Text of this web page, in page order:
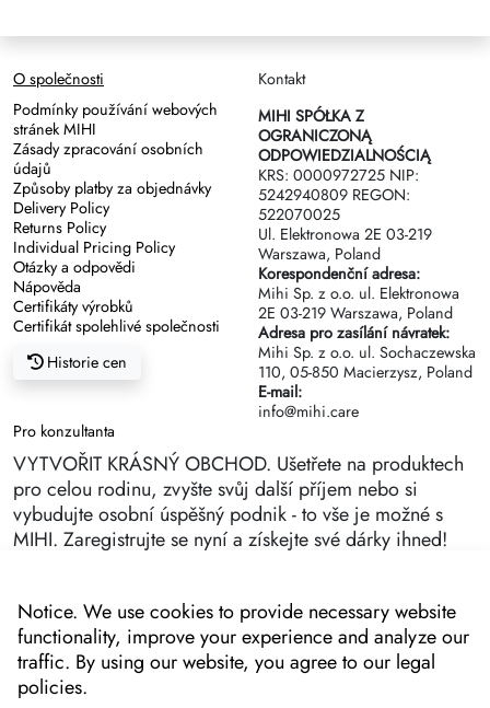
O společnosti
Podmínky používání webových
stránek MIHI
Zásady zpracování osobních
údajů
Způsoby platby za objednávky
Delivery Policy
Returns Policy
Individual Pricing Policy
Otázky a odpovědi
Nápověda
Certifikáty výrobků
Certifikát spolehlivé společnosti
Historie cen
Kontakt
MIHI SPÓŁKA Z
OGRANICZONĄ
ODPOWIEDZIALNOŚCIĄ
KRS: 0000972725 NIP:
5242940809 REGON:
522070025
Ul. Elektronowa 2Е 03-219
Warszawa, Poland
Korespondenční adresa:
Mihi Sp. z o.o. ul. Elektronowa
2Е 03-219 Warszawa, Poland
Adresa pro zasílání návratek:
Mihi Sp. z o.o. ul. Sochaczewska
110, 05-850 Macierzysz, Poland
E-mail:
info@mihi.care
Pro konzultanta
VYTVOŘIT KRÁSNÝ OBCHOD. Ušetřete na produktech
pro celou rodinu, zvyšte svůj další příjem nebo si
vybudujte osobní úspěšný podnik - to vše je možné s
MIHI. Zaregistrujte se nyní a získejte své dárky ihned!
Notice. We use cookies to provide necessary website
functionality, improve your experience and analyze our
traffic. By using our website, you agree to our legal
policies.